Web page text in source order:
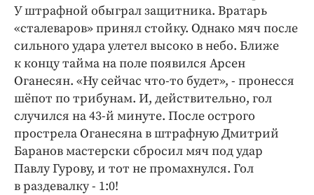
У штрафной обыграл защитника. Вратарь
«сталеваров» принял стойку. Однако мяч после
сильного удара улетел высоко в небо. Ближе
к концу тайма на поле появился Арсен
Оганесян. «Ну сейчас что-то будет», - пронесся
шёпот по трибунам. И, действительно, гол
случился на 43-й минуте. После острого
прострела Оганесяна в штрафную Дмитрий
Баранов мастерски сбросил мяч под удар
Павлу Гурову, и тот не промахнулся. Гол
в раздевалку - 1:0!